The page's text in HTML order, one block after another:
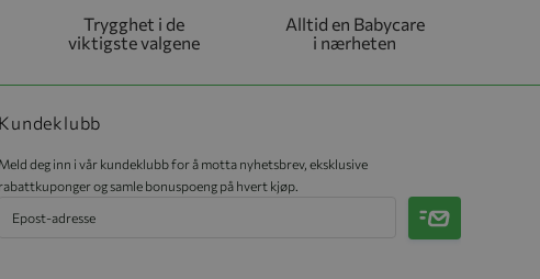
Trygghet i de
viktigste valgene
Alltid en Babycare
i nærheten
Kundeklubb
Meld deg inn i vår kundeklubb for å motta nyhetsbrev, eksklusive
rabattkuponger og samle bonuspoeng på hvert kjøp.
Meld på